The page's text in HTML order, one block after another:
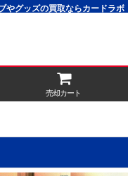
グッズの買取ならカードラ
売却カート